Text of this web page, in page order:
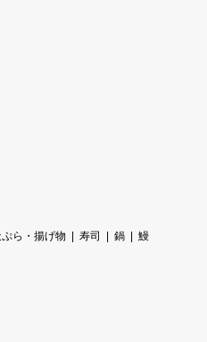
ぷら・揚げ物 寿司 鍋
鰻